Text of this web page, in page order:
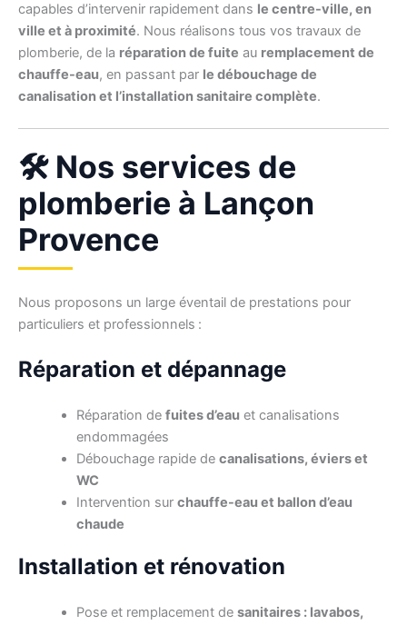
capables d’intervenir rapidement dans le centre-ville, en
ville et à proximité. Nous réalisons tous vos travaux de
plomberie, de la réparation de fuite au remplacement de
chauffe-eau, en passant par le débouchage de
canalisation et l’installation sanitaire complète.
🛠️ Nos services de
plomberie à Lançon
Provence
Nous proposons un large éventail de prestations pour
particuliers et professionnels :
Réparation et dépannage
Réparation de fuites d’eau et canalisations
endommagées
Débouchage rapide de canalisations, éviers et
WC
Intervention sur chauffe-eau et ballon d’eau
chaude
Installation et rénovation
Pose et remplacement de sanitaires : lavabos,